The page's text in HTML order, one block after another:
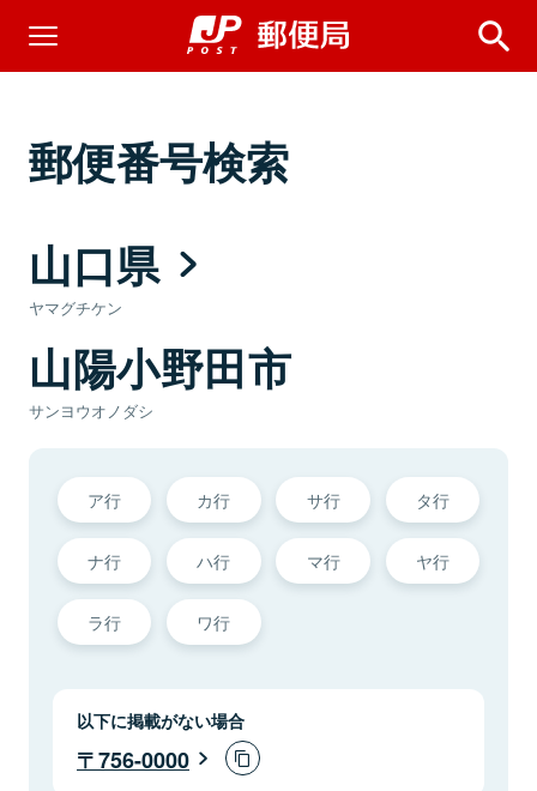
郵便番号検索
山口県
ヤマグチケン
山陽小野田市
サンヨウオノダシ
ア行 カ行 サ行 タ行
ナ行 ハ行 マ行 ヤ行
ラ行 ワ行
以下に掲載がない場合
756-0000